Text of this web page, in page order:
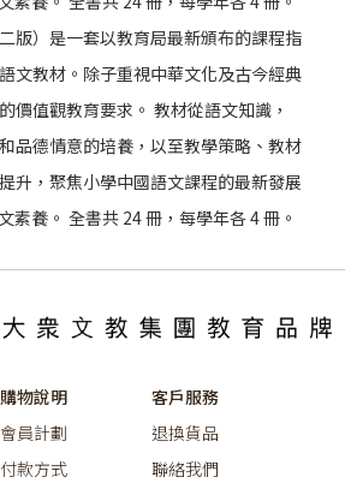
版）是一套以教育局最新頒布的課程指
文教材。除子重視中華文化及古今經典
價值觀教育要求。 教材從語文知識，
品德情意的培養，以至教學策略、教材
升，聚焦小學中國語文課程的最新發展
養。 全書共 24 冊，每學年各 4 冊。
購物說明
會員計劃
付款方式
客戶服務
退換貨品
聯絡我們